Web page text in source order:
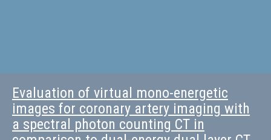
Evaluation of virtual mono-energetic
images for coronary artery imaging with
a spectral photon counting CT in